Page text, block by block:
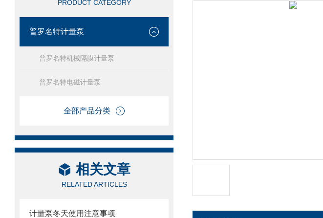
PRODUCT CATEGORY
普罗名特计量泵
普罗名特机械隔膜计量泵
普罗名特电磁计量泵
全部产品分类
相关文章
RELATED ARTICLES
计量泵冬天使用注意事项